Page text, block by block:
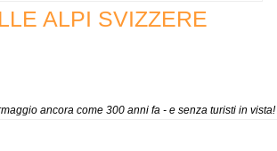
ALPI SVIZZERE
ancora come 300 anni fa - e senza turisti in vista!